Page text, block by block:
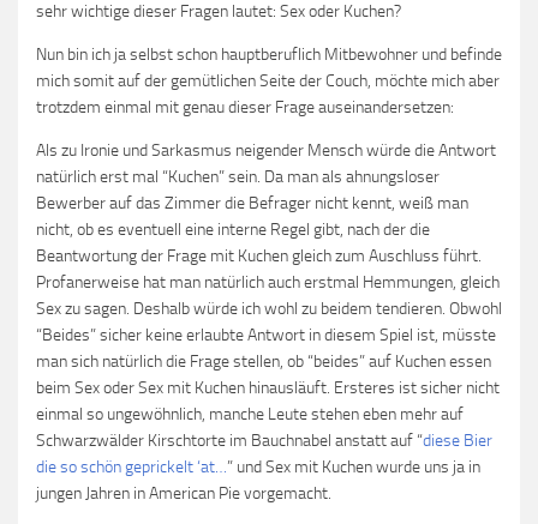
sehr wichtige dieser Fragen lautet: Sex oder Kuchen?
Nun bin ich ja selbst schon hauptberuflich Mitbewohner und befinde
mich somit auf der gemütlichen Seite der Couch, möchte mich aber
trotzdem einmal mit genau dieser Frage auseinandersetzen:
Als zu Ironie und Sarkasmus neigender Mensch würde die Antwort
natürlich erst mal “Kuchen” sein. Da man als ahnungsloser
Bewerber auf das Zimmer die Befrager nicht kennt, weiß man
nicht, ob es eventuell eine interne Regel gibt, nach der die
Beantwortung der Frage mit Kuchen gleich zum Auschluss führt.
Profanerweise hat man natürlich auch erstmal Hemmungen, gleich
Sex zu sagen. Deshalb würde ich wohl zu beidem tendieren. Obwohl
“Beides” sicher keine erlaubte Antwort in diesem Spiel ist, müsste
man sich natürlich die Frage stellen, ob “beides” auf Kuchen essen
beim Sex oder Sex mit Kuchen hinausläuft. Ersteres ist sicher nicht
einmal so ungewöhnlich, manche Leute stehen eben mehr auf
Schwarzwälder Kirschtorte im Bauchnabel anstatt auf “diese Bier
die so schön geprickelt ‘at…” und Sex mit Kuchen wurde uns ja in
jungen Jahren in American Pie vorgemacht.